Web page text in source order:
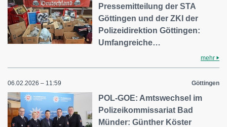
Pressemitteilung der STA
Göttingen und der ZKI der
Polizeidirektion Göttingen:
Umfangreiche…
mehr
06.02.2026 – 11:59 Göttingen
POL-GOE: Amtswechsel im
Polizeikommissariat Bad
Münder: Günther Köster